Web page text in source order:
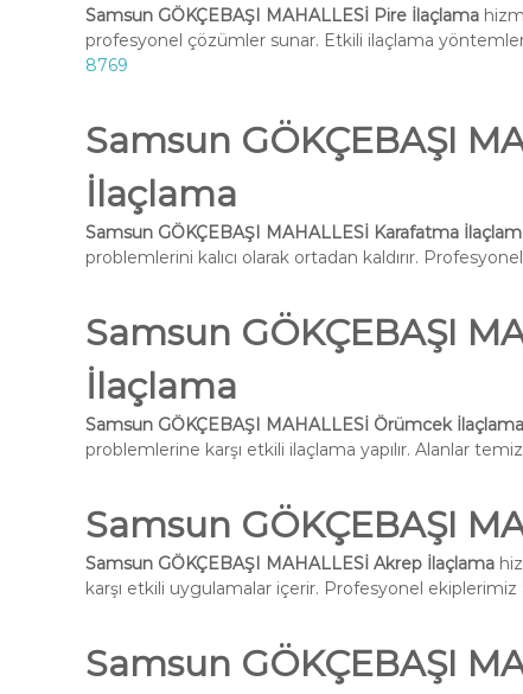
Samsun GÖKÇEBAŞI MAHALLESİ Pire İlaçlama
profesyonel çözümler sunar. Etkili ilaçlama
8769
Samsun GÖKÇEBAŞI
İlaçlama
Samsun GÖKÇEBAŞI MAHALLESİ Karafatma
problemlerini kalıcı olarak ortadan kaldırır.
Samsun GÖKÇEBAŞI
İlaçlama
Samsun GÖKÇEBAŞI MAHALLESİ Örümcek İlaçlama
problemlerine karşı etkili ilaçlama yapılır. Alanlar
Samsun GÖKÇEBAŞI
Samsun GÖKÇEBAŞI MAHALLESİ Akrep İlaçlama
karşı etkili uygulamalar içerir. Profesyonel ekiplerimiz
Samsun GÖKÇEBAŞI